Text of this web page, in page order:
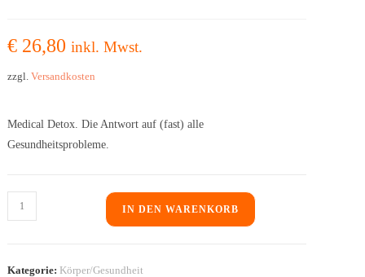
€ 26,80 inkl. Mwst.
zzgl.Versandkosten
Medical Detox. Die Antwort auf (fast) alle
Gesundheitsprobleme.
IN DEN WARENKORB
Kategorie: Körper/Gesundheit